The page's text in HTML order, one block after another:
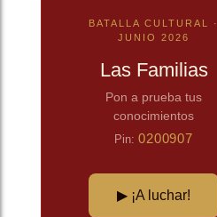
BATALLA CULTURAL ·
JUNIO 2026
Las Familias
Pon a prueba tus
conocimientos
Pin:0200907
▶ ¡A luchar!